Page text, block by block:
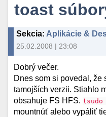
toast
Sekcia: Aplikácie &
25.02.2008 | 23:08
Dobrý večer.
Dnes som si povedal, že
tamojších verzii. Stiahlo
obsahuje FS HFS.
mountnúť alebo vypáliť